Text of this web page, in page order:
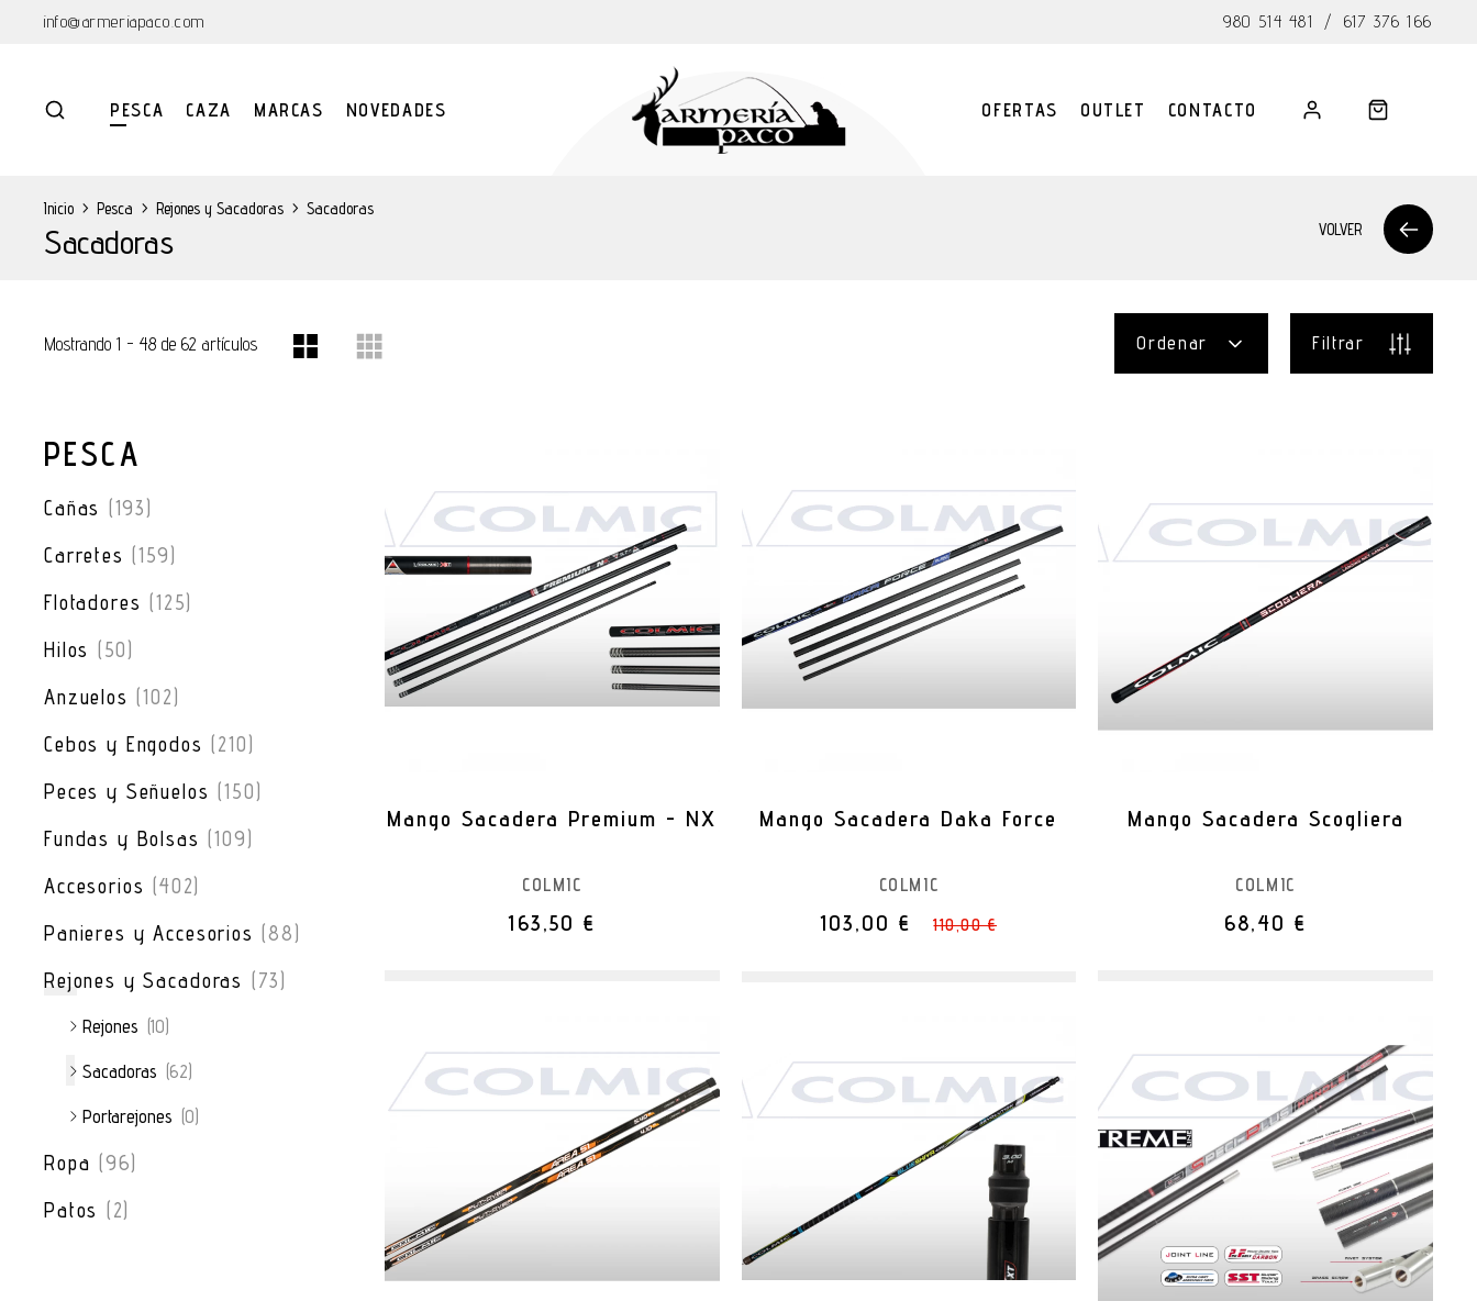
info@armeriapaco.com 980 514 481 / 617 376 166
PESCA CAZA MARCAS NOVEDADES OFERTAS OUTLET CONTACTO
Inicio > Pesca > Rejones y Sacadoras > Sacadoras
Sacadoras VOLVER
Mostrando 1 - 48 de 62 artículos Ordenar Filtrar
PESCA
Cañas (193)
Carretes (159)
Flotadores (125)
Hilos (50)
Anzuelos (102)
Cebos y Engodos (210)
Peces y Señuelos (150)
Fundas y Bolsas (109)
Accesorios (402)
Panieres y Accesorios (88)
Rejones y Sacadoras (73)
Rejones (10)
Sacadoras (62)
Portarejones (0)
Ropa (96)
Patos (2)
Mango Sacadera Premium - NX
COLMIC
163,50 €
Mango Sacadera Daka Force
COLMIC
103,00 € 110,00 €
Mango Sacadera Scogliera
COLMIC
68,40 €